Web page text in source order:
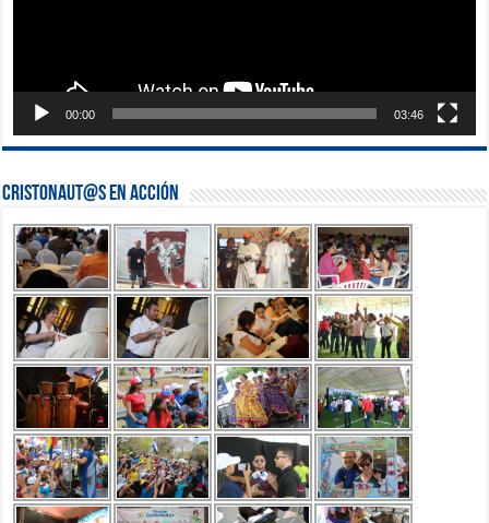
00:00 03:46
Cristonaut@s en Acción